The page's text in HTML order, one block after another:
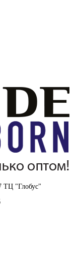
ТЦ "Глобус"